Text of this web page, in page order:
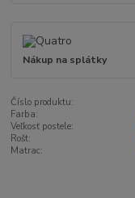
Nákup na splátky
Číslo produktu:
Farba:
Veľkosť postele:
Rošt:
Matrac: